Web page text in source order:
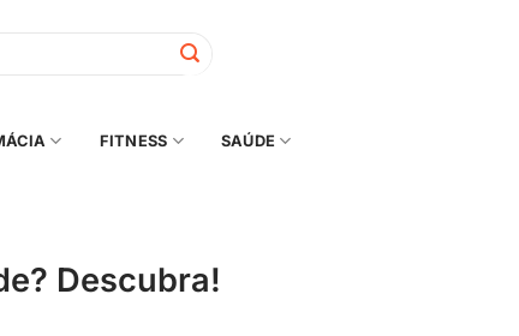
FITNESS SAÚDE
Descubra!